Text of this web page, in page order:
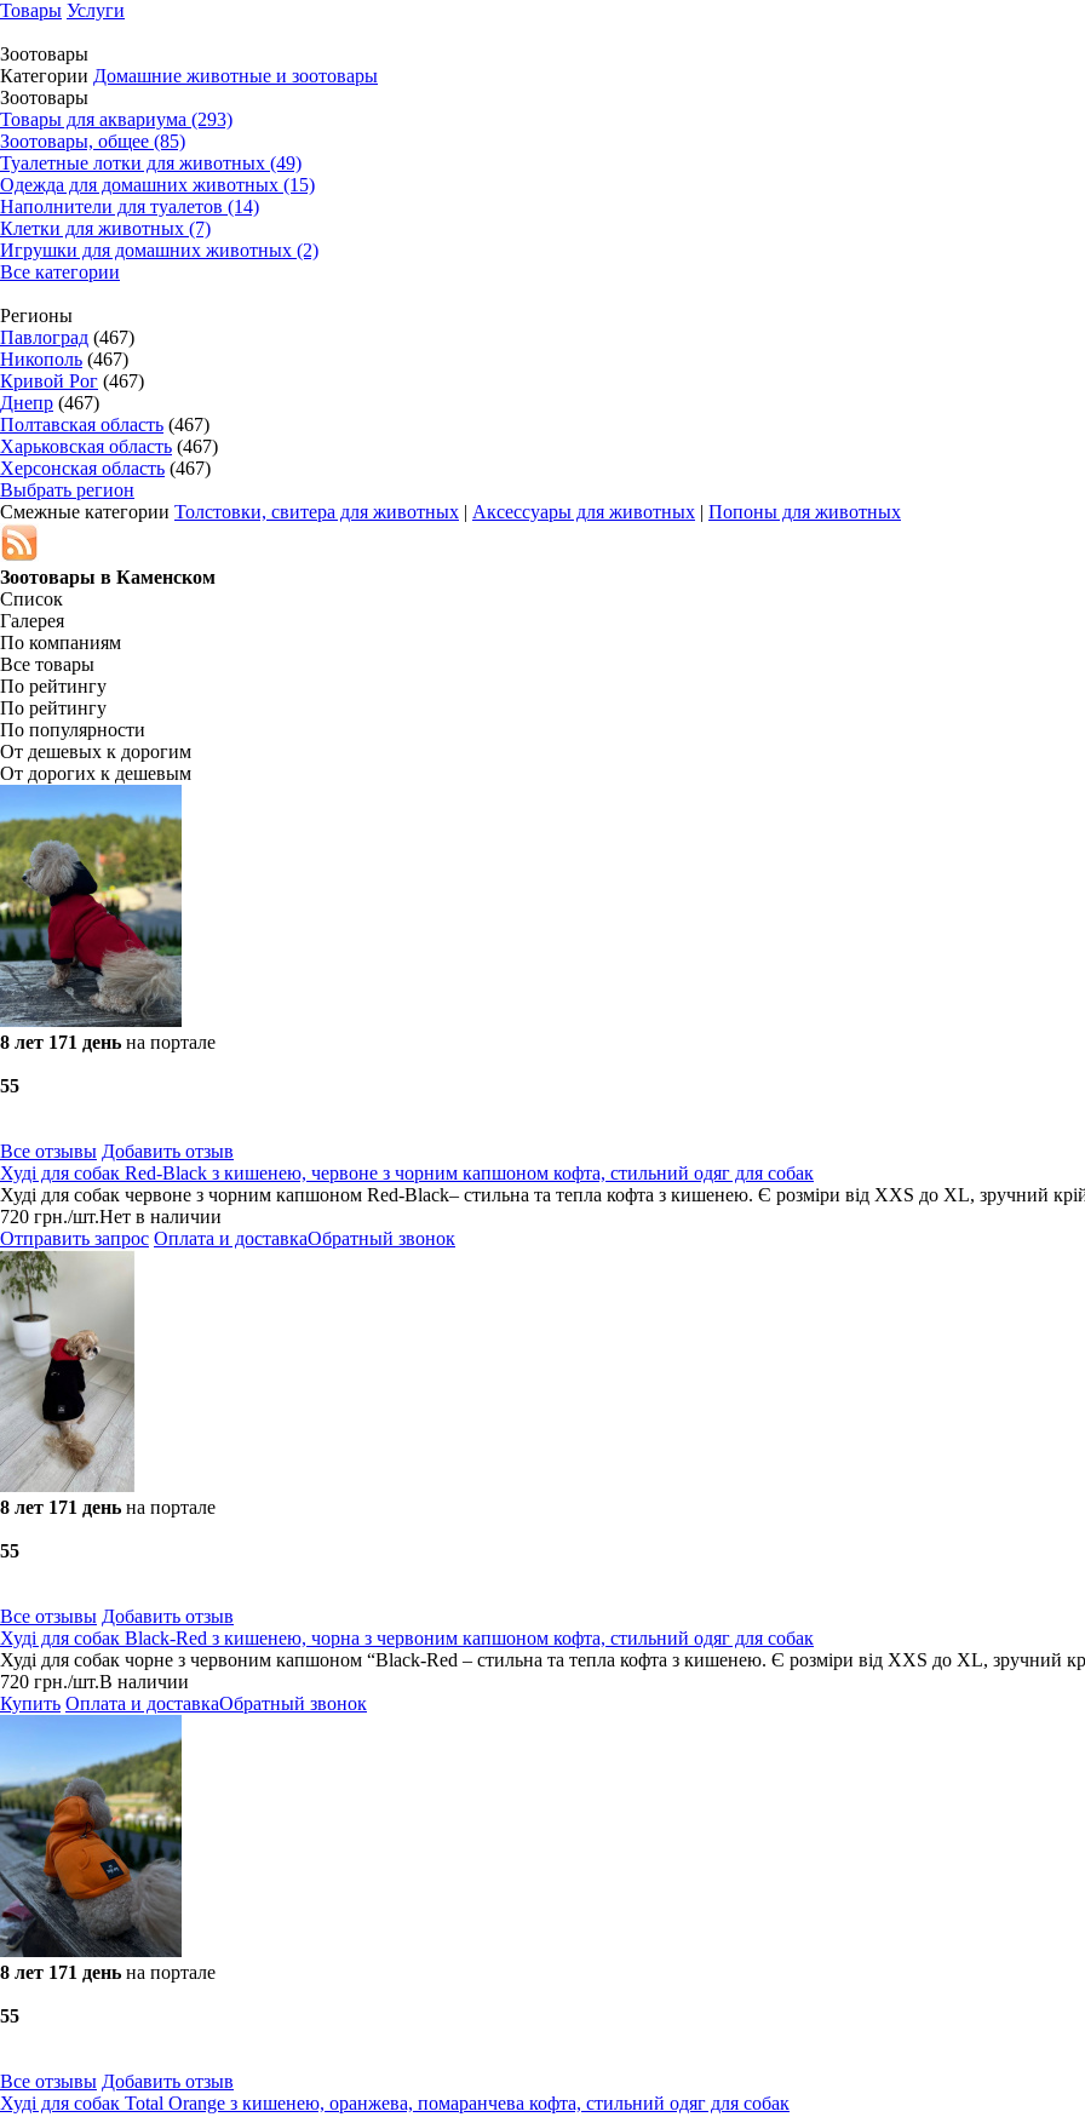
Товары Услуги
Зоотовары
Категории Домашние животные и зоотовары
Зоотовары
Товары для аквариума (293)
Зоотовары, общее (85)
Туалетные лотки для животных (49)
Одежда для домашних животных (15)
Наполнители для туалетов (14)
Клетки для животных (7)
Игрушки для домашних животных (2)
Все категории
Регионы
Павлоград (467)
Никополь (467)
Кривой Рог (467)
Днепр (467)
Полтавская область (467)
Харьковская область (467)
Херсонская область (467)
Выбрать регион
Смежные категории Толстовки, свитера для животных | Аксессуары для животных | Попоны для животных
Зоотовары в Каменском
Список
Галерея
По компаниям
Все товары
По рейтингу
По рейтингу
По популярности
От дешевых к дорогим
От дорогих к дешевым
8 лет 171 день на портале
55
Все отзывы Добавить отзыв
Худі для собак Red-Black з кишенею, червоне з чорним капшоном кофта, стильний одяг для собак
Худі для собак червоне з чорним капшоном Red-Black– стильна та тепла кофта з кишенею. Є розміри від XXS до XL, зручний крій
720 грн./шт.Нет в наличии
Отправить запрос Оплата и доставкаОбратный звонок
8 лет 171 день на портале
55
Все отзывы Добавить отзыв
Худі для собак Black-Red з кишенею, чорна з червоним капшоном кофта, стильний одяг для собак
Худі для собак чорне з червоним капшоном “Black-Red – стильна та тепла кофта з кишенею. Є розміри від XXS до XL, зручний
720 грн./шт.В наличии
Купить Оплата и доставкаОбратный звонок
8 лет 171 день на портале
55
Все отзывы Добавить отзыв
Худі для собак Total Orange з кишенею, оранжева, помаранчева кофта, стильний одяг для собак